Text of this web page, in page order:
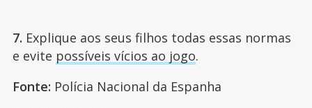
7. Explique aos seus filhos todas essas normas
e evite possíveis vícios ao jogo.
Fonte: Polícia Nacional da Espanha